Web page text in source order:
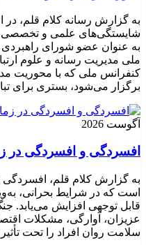
به گزارش رسانه کلام قلم،
شایستگی‌های علمی و تخصصی،
به عنوان عضو شورای
ملی مدیریت رسانه و علوم
کنفرانس ملی که با محوریت
برگزار می‌شود، بستری برای
آگوست 2026
افسردگی و افسردگی در
به گزارش کلام قلم، افسردگی
است که در شرایط بحرانی،
قابل توجهی افزایش می‌یابد.
عزیزان، آوارگی، مشکلات
سلامت روان افراد را تحت